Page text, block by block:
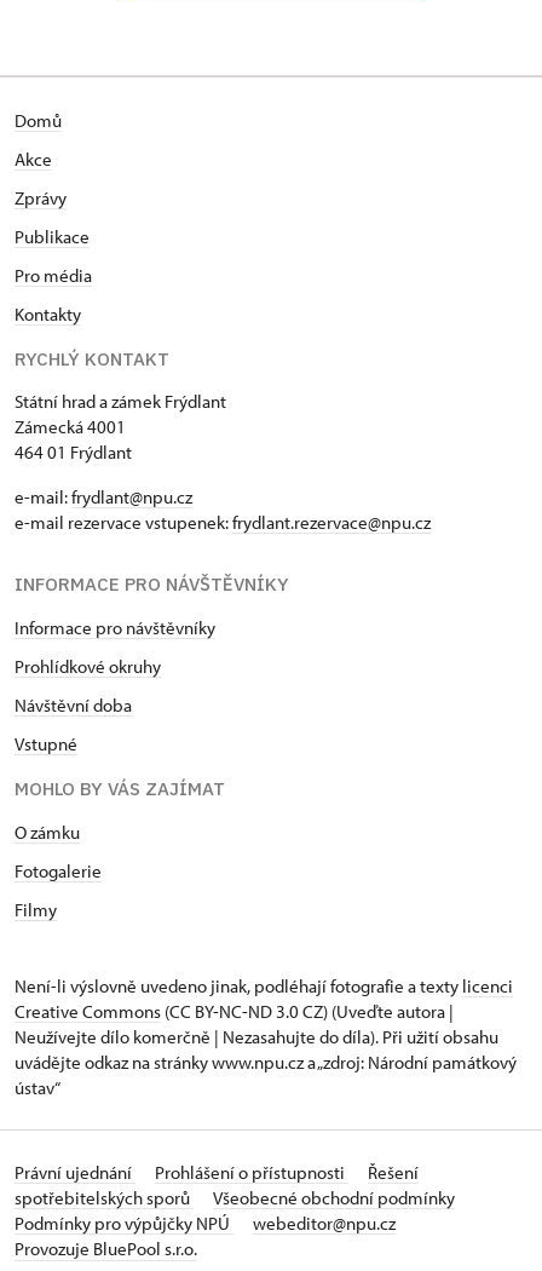
Domů
Akce
Zprávy
Publikace
Pro média
Kontakty
RYCHLÝ KONTAKT
Státní hrad a zámek Frýdlant
Zámecká 4001
464 01 Frýdlant
e-mail:frydlant@npu.cz
e-mail rezervace vstupenek:frydlant.rezervace@npu.cz
INFORMACE PRO NÁVŠTĚVNÍKY
Informace pro návštěvníky
Prohlídkové okruhy
Návštěvní doba
Vstupné
MOHLO BY VÁS ZAJÍMAT
O zámku
Fotogalerie
Filmy
Není-li výslovně uvedeno jinak, podléhají fotografie a texty licenci
Creative Commons (CC BY-NC-ND 3.0 CZ) (Uveďte autora |
Neužívejte dílo komerčně | Nezasahujte do díla). Při užití obsahu
uvádějte odkaz na stránky www.npu.cz a „zdroj: Národní památkový
ústav“
Právní ujednání Prohlášení o přístupnosti
Řešení
spotřebitelských sporů
Všeobecné obchodní podmínky
Podmínky pro výpůjčky NPÚ
webeditor@npu.cz
Provozuje BluePool s.r.o.